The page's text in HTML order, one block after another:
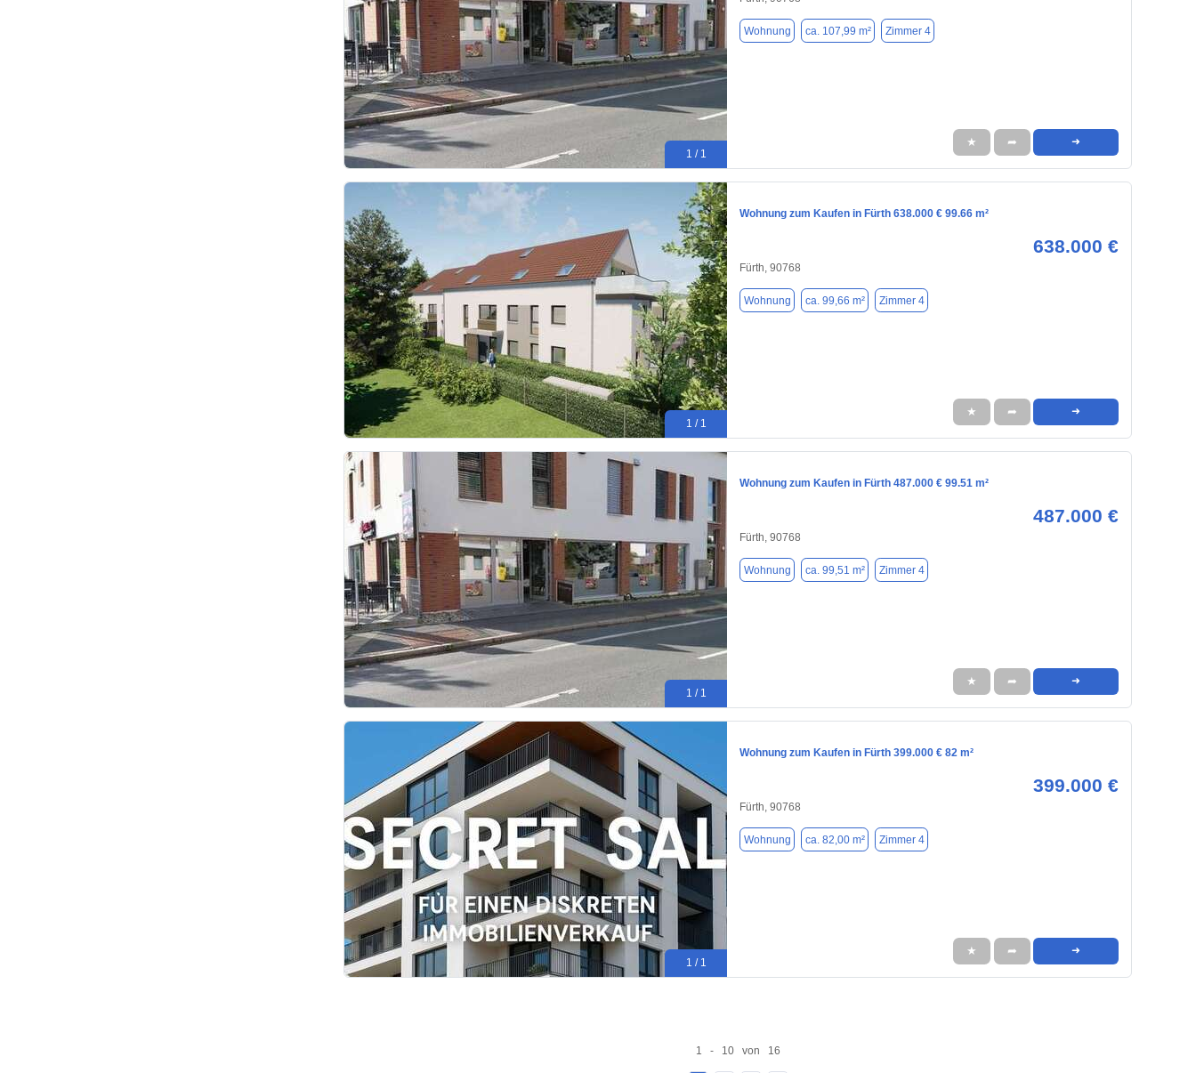
1 / 1
Wohnung ca. 107,99 m² Zimmer 4
★ ➦ ➜
1 / 1
Wohnung zum Kaufen in Fürth 638.000 € 99.66 m²
638.000 €
Fürth, 90768
Wohnung ca. 99,66 m² Zimmer 4
★ ➦ ➜
1 / 1
Wohnung zum Kaufen in Fürth 487.000 € 99.51 m²
487.000 €
Fürth, 90768
Wohnung ca. 99,51 m² Zimmer 4
★ ➦ ➜
1 / 1
Wohnung zum Kaufen in Fürth 399.000 € 82 m²
399.000 €
Fürth, 90768
Wohnung ca. 82,00 m² Zimmer 4
★ ➦ ➜
1 - 10 von 16